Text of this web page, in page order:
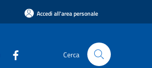
Accedi all'area personale
Cerca